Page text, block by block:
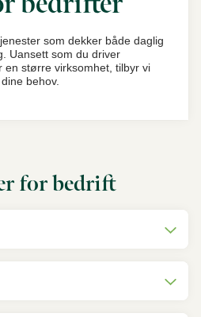
som dekker både daglig
Uansett som du driver
en større virksomhet, tilbyr vi
behov.
for bedrift